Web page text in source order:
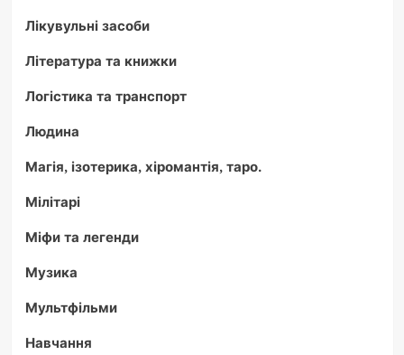
Лікувульні засоби
Література та книжки
Логістика та транспорт
Людина
Магія, ізотерика, хіромантія, таро.
Мілітарі
Міфи та легенди
Музика
Мультфільми
Навчання